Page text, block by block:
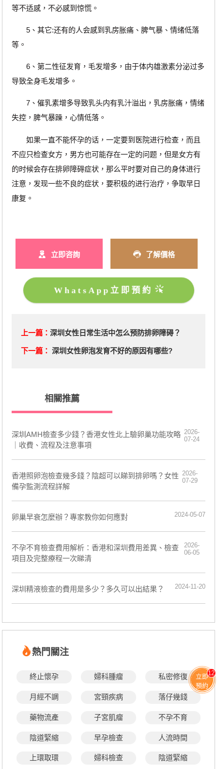
等不适感，不必感到惊慌。
5、其它:还有的人会感到乳房胀痛、脾气暴、情绪低落
等。
6、第二性征发育，毛发增多，由于体内雄激素分泌过多
导致全身毛发增多。
7、催乳素增多导致乳头内有乳汁溢出，乳房胀痛，情绪
失控，脾气暴躁，心情低落。
如果一直不能怀孕的话，一定要到医院进行检查，而且
不应只检查女方，男方也可能存在一定的问题，但是女方有
的时候会存在排卵障碍症状，那么平时要对自己的身体进行
注意，发现一些不良的症状，要积极的进行治疗，争取早日
康复。
立即咨詢 了解價格
WhatsApp立即預約
上一篇： 深圳女性日常生活中怎么预防排卵障碍？
下一篇： 深圳女性卵泡发育不好的原因有哪些?
相關推薦
深圳AMH檢查多少錢？香港女性北上驗卵巢功能攻略
｜收費、流程及注意事項
2026-
07-24
香港照卵泡檢查幾多錢？陰超可以睇到排卵嗎？女性
備孕監測流程詳解
2026-
07-29
​卵巢早衰怎麼辦？專家教你如何應對 2024-05-07
不孕不育檢查費用解析：香港和深圳費用差異、檢查
項目及完整療程一次睇清
2026-
06-05
深圳精液檢查的費用是多少？多久可以出結果？ 2024-11-20
熱門關注
終止懷孕 婦科腫瘤 私密修復
月經不調 宮頸疾病 落仔幾錢
藥物流產 子宮肌瘤 不孕不育
陰道緊縮 早孕檢查 人流時間
上環取環 婦科檢查 陰道緊縮
立即
預約
12